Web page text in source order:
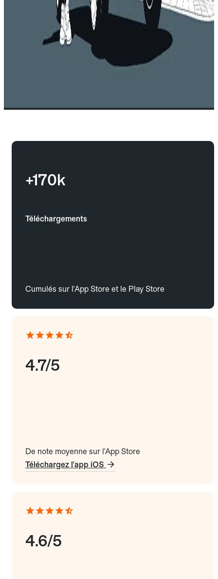
+170k
Téléchargements
Cumulés sur l'App Store et le Play Store
4.7/5
De note moyenne sur l'App Store
Téléchargez l'app iOS
4.6/5